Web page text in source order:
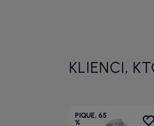
KLIENCI,
PIQUE, 65
%